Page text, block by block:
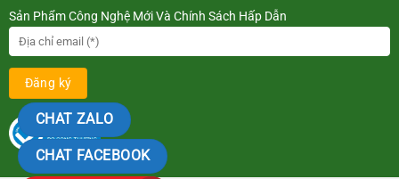
Sản Phẩm Công Nghệ Mới Và Chính Sách Hấp Dẫn
CHAT ZALO
CHAT FACEBOOK